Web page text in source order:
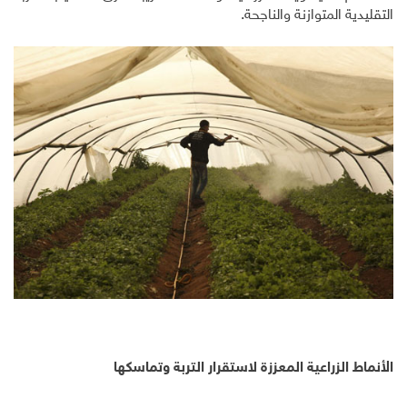
التقليدية المتوازنة والناجحة.
الأنماط الزراعية المعززة لاستقرار التربة وتماسكها